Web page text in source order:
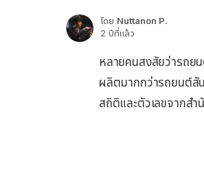
โดย Nuttanon P.
2 ปีที่แล้ว
หลายคนสงสัยว่ารถย
ผลิตมากกว่ารถยนต์สัน
สถิติและตัวเลขจากสํา